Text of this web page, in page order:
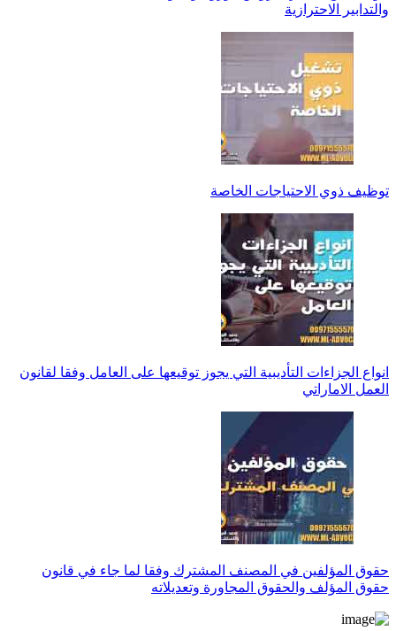
والتدابير الاحترازية
توظيف ذوي الاحتياجات الخاصة
انواع الجزاءات التأديبية التي يجوز توقيعها على العامل وفقا لقانون
العمل الاماراتي
حقوق المؤلفين في المصنف المشترك وفقا لما جاء في قانون
حقوق المؤلف والحقوق المجاورة وتعديلاته